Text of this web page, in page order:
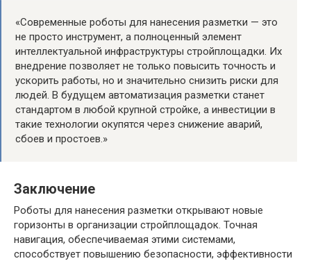
«Современные роботы для нанесения разметки — это
не просто инструмент, а полноценный элемент
интеллектуальной инфраструктуры стройплощадки. Их
внедрение позволяет не только повысить точность и
ускорить работы, но и значительно снизить риски для
людей. В будущем автоматизация разметки станет
стандартом в любой крупной стройке, а инвестиции в
такие технологии окупятся через снижение аварий,
сбоев и простоев.»
Заключение
Роботы для нанесения разметки открывают новые
горизонты в организации стройплощадок. Точная
навигация, обеспечиваемая этими системами,
способствует повышению безопасности, эффективности